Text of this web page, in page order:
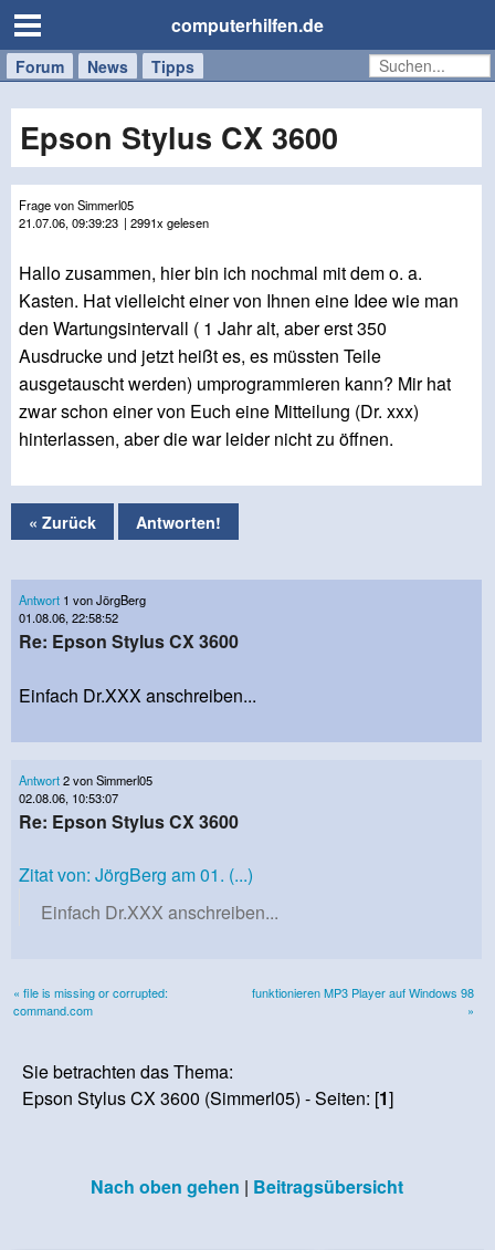
computerhilfen.de
Forum News Tipps
Handy
Tablet
Windows
Mac
Epson Stylus CX 3600
Frage von Simmerl05
21.07.06, 09:39:23 | 2991x gelesen
Hallo zusammen, hier bin ich nochmal mit dem o. a.
Kasten. Hat vielleicht einer von Ihnen eine Idee wie man
den Wartungsintervall ( 1 Jahr alt, aber erst 350
Ausdrucke und jetzt heißt es, es müssten Teile
ausgetauscht werden) umprogrammieren kann? Mir hat
zwar schon einer von Euch eine Mitteilung (Dr. xxx)
hinterlassen, aber die war leider nicht zu öffnen.
« Zurück Antworten!
Antwort 1 von JörgBerg
01.08.06, 22:58:52
Re: Epson Stylus CX 3600
Einfach Dr.XXX anschreiben...
Antwort2 von Simmerl05
02.08.06, 10:53:07
Re: Epson Stylus CX 3600
Zitat von: JörgBerg am 01. (...)
Einfach Dr.XXX anschreiben...
« file is missing or corrupted:
command.com
funktionieren MP3 Player auf Windows 98
»
Sie betrachten das Thema:
Epson Stylus CX 3600 (Simmerl05) - Seiten: [1]
Nach oben gehen | Beitragsübersicht